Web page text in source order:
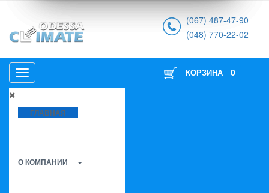
(067) 487-47-90
(048) 770-22-02
ГЛАВНАЯ
О КОМПАНИИ
КОРЗИНА 0